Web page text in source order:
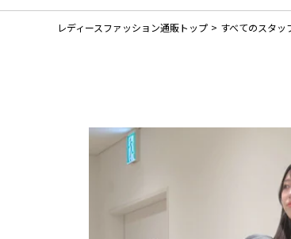
レディースファッション通販トップ すべてのスタッ